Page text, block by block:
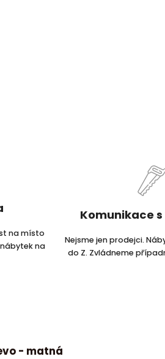
na místo
na
Komunikace
Nejsme jen prodejci.
do Z. Zvládneme
- matná